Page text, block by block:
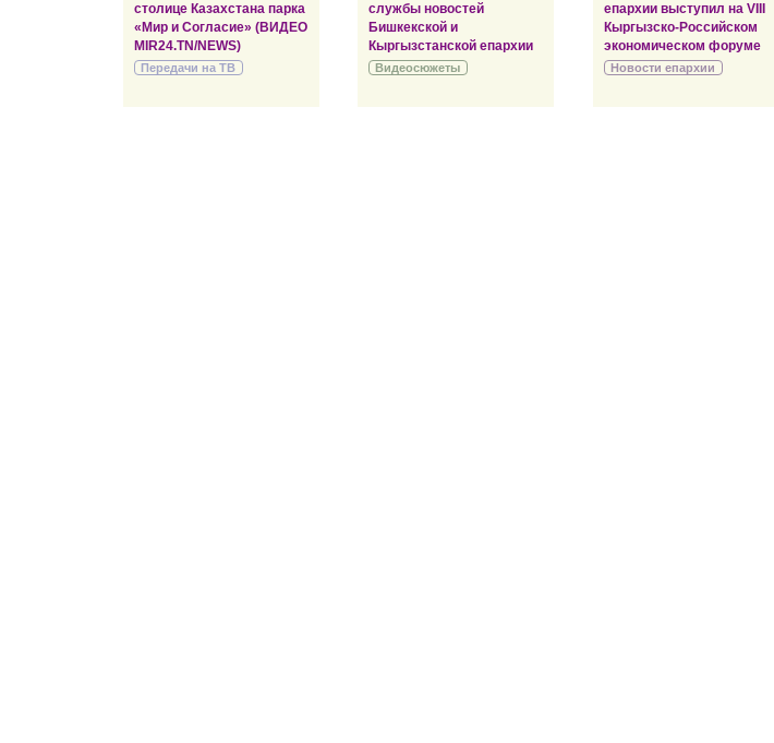
столице Казахстана парка
«Мир и Согласие» (ВИДЕО
MIR24.TN/NEWS)
Передачи на ТВ
службы новостей
Бишкекской и
Кыргызстанской епархии
Видеосюжеты
епархии выступил на VIII
Кыргызско-Российском
экономическом форуме
Новости епархии